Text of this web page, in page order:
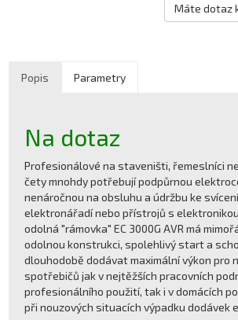
Máte dotaz
Popis Parametry
Na dotaz
Profesionálové na staveništi, řemeslníci
čety mnohdy potřebují podpůrnou
nenáročnou na obsluhu a údržbu ke
elektronářadí nebo přístrojů s
odolná "rámovka" EC 3000G AVR má
odolnou konstrukci, spolehlivý start a
dlouhodobě dodávat maximální výkon pro
spotřebičů jak v nejtěžších pracovních
profesionálního použití, tak i v domácích
při nouzových situacích výpadku dodávek